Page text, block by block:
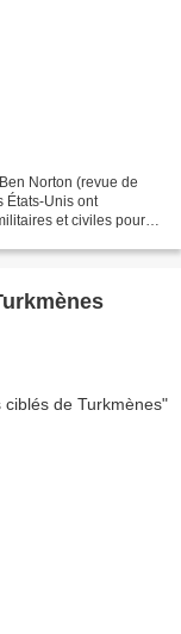
Norton (revue de
États-Unis ont
et civiles pour